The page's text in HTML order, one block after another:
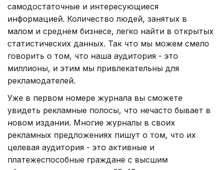
самодостаточные и интересующиеся
информацией. Количество людей, занятых в
малом и среднем бизнесе, легко найти в открытых
статистических данных. Так что мы можем смело
говорить о том, что наша аудитория - это
миллионы, и этим мы привлекательны для
рекламодателей.
Уже в первом номере журнала вы сможете
увидеть рекламные полосы, что нечасто бывает в
новом издании. Многие журналы в своих
рекламных предложениях пишут о том, что их
целевая аудитория - это активные и
платежеспособные граждане с высшим